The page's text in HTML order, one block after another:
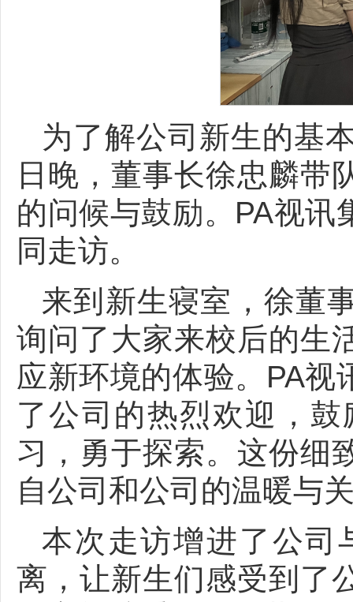
为了解公司新生的基
日晚，董事长徐忠麟带
的问候与鼓励。PA视
同走访。
来到新生寝室，徐董
询问了大家来校后的生
应新环境的体验。PA
了公司的热烈欢迎，
习，勇于探索。这份细
自公司和公司的温暖与
本次走访增进了公司
离，让新生们感受到了